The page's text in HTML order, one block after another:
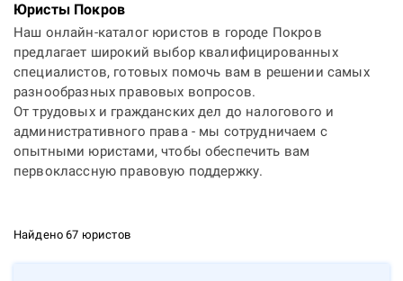
Юристы Покров
Наш онлайн-каталог юристов в городе Покров
предлагает широкий выбор квалифицированных
специалистов, готовых помочь вам в решении самых
разнообразных правовых вопросов.
От трудовых и гражданских дел до налогового и
административного права - мы сотрудничаем с
опытными юристами, чтобы обеспечить вам
первоклассную правовую поддержку.
Найдено 67 юристов